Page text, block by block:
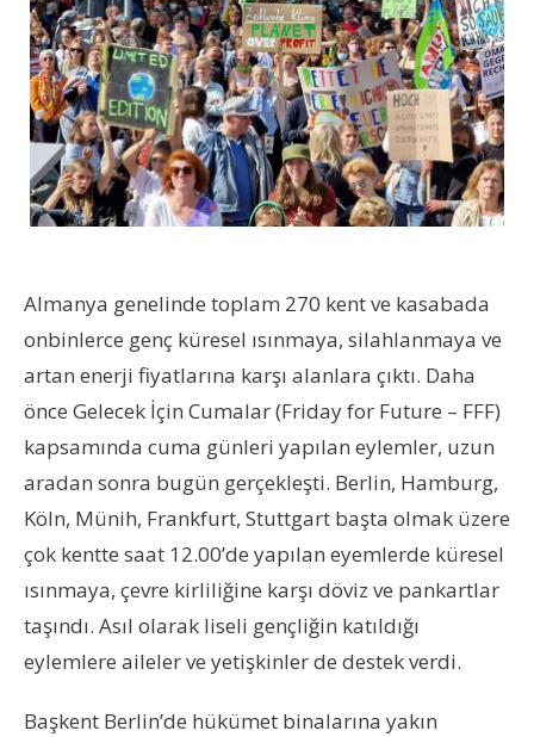
Almanya genelinde toplam 270 kent ve kasabada
onbinlerce genç küresel ısınmaya, silahlanmaya ve
artan enerji fiyatlarına karşı alanlara çıktı. Daha
önce Gelecek İçin Cumalar (Friday for Future – FFF)
kapsamında cuma günleri yapılan eylemler, uzun
aradan sonra bugün gerçekleşti. Berlin, Hamburg,
Köln, Münih, Frankfurt, Stuttgart başta olmak üzere
çok kentte saat 12.00’de yapılan eyemlerde küresel
ısınmaya, çevre kirliliğine karşı döviz ve pankartlar
taşındı. Asıl olarak liseli gençliğin katıldığı
eylemlere aileler ve yetişkinler de destek verdi.
Başkent Berlin’de hükümet binalarına yakın